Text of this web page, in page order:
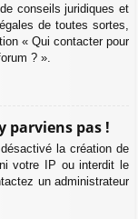
conseils juridiques et
de toutes sortes,
« Qui contacter pour
? ».
parviens pas !
la création de
votre IP ou interdit le
un administrateur